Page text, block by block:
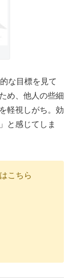
な目標を見て
め、他人の些細
軽視しがち。効
と感じてしま
こちら